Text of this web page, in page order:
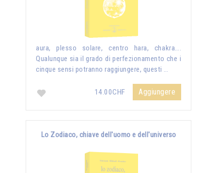
aura, plesso solare, centro hara, chakra….
Qualunque sia il grado di perfezionamento che i
cinque sensi potranno raggiungere, questi …
14.00CHF Aggiungere
Lo Zodiaco, chiave dell'uomo e dell'universo